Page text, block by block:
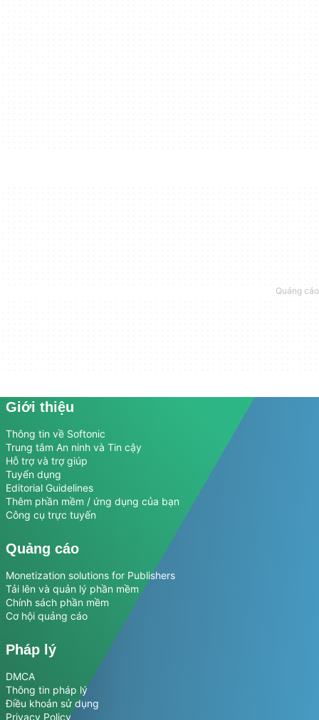
Giới thiệu
Thông tin về Softonic
Trung tâm An ninh và Tin cậy
Hỗ trợ và trợ giúp
Tuyển dụng
Editorial Guidelines
Thêm phần mềm / ứng dụng của bạn
Công cụ trực tuyến
Quảng cáo
Monetization solutions for Publishers
Tải lên và quản lý phần mềm
Chính sách phần mềm
Cơ hội quảng cáo
Pháp lý
DMCA
Thông tin pháp lý
Điều khoản sử dụng
Privacy Policy